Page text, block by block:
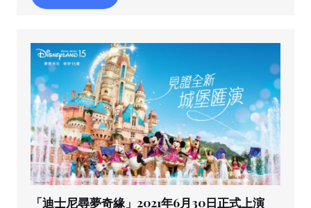
「迪士尼尋夢奇緣」2021年6月30日正式上演